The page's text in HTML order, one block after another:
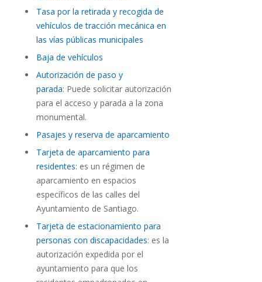
Tasa por la retirada y recogida de
vehículos de tracción mecánica en
las vías públicas municipales
Baja de vehículos
Autorización de paso y
parada: Puede solicitar autorización
para el acceso y parada a la zona
monumental.
Pasajes y reserva de aparcamiento
Tarjeta de aparcamiento para
residentes: es un régimen de
aparcamiento en espacios
específicos de las calles del
Ayuntamiento de Santiago.
Tarjeta de estacionamiento para
personas con discapacidades: es la
autorización expedida por el
ayuntamiento para que los